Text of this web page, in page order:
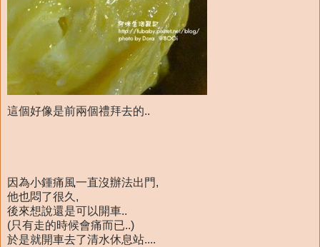
這個好像是前兩個禮拜去的..
因為小鍾痛風一直沒辦法出門,
他也悶了很久,
後來想說還是可以開車..
(只有走的時候會痛而已..)
於是就開車去了清水休息站....